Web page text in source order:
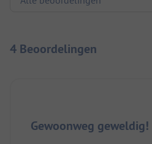
4 Beoordelingen
Gewoonweg geweldig!